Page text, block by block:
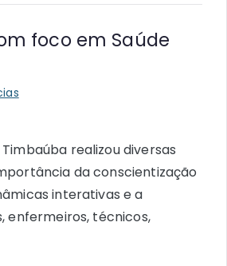
foco em Saúde
realizou diversas
da conscientização
interativas e a
enfermeiros, técnicos,